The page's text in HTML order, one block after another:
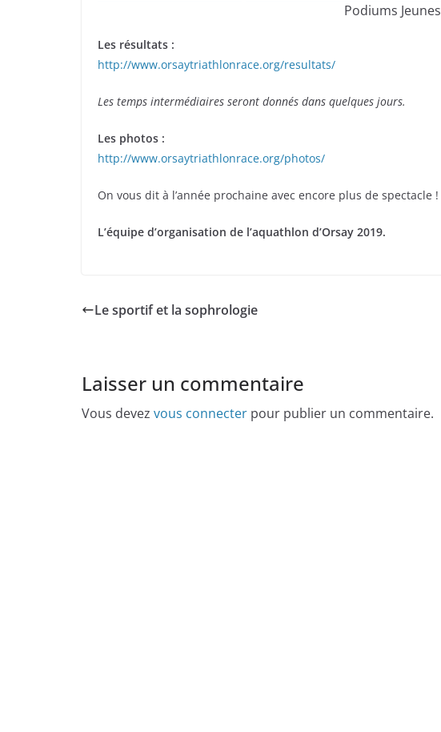
Podiums Jeunes
Les résultats :
http://www.orsaytriathlonrace.org/resultats/
Les temps intermédiaires seront donnés dans quelques jours.
Les photos :
http://www.orsaytriathlonrace.org/photos/
On vous dit à l’année prochaine avec encore plus de spectacle !
L’équipe d’organisation de l’aquathlon d’Orsay 2019.
Le sportif et la sophrologie
Laisser un commentaire
Vous devez vous connecter pour publier un commentaire.